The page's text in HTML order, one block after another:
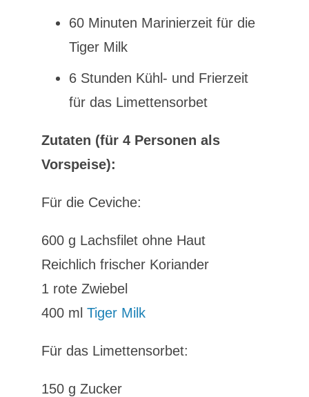
60 Minuten Marinierzeit für die
Tiger Milk
6 Stunden Kühl- und Frierzeit
für das Limettensorbet
Zutaten (für 4 Personen als
Vorspeise):
Für die Ceviche:
600 g Lachsfilet ohne Haut
Reichlich frischer Koriander
1 rote Zwiebel
400 ml Tiger Milk
Für das Limettensorbet:
150 g Zucker